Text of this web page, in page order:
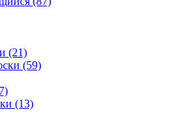
(21)
(59)
(13)